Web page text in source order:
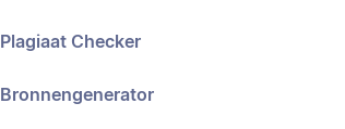
Plagiaat Checker
Bronnengenerator